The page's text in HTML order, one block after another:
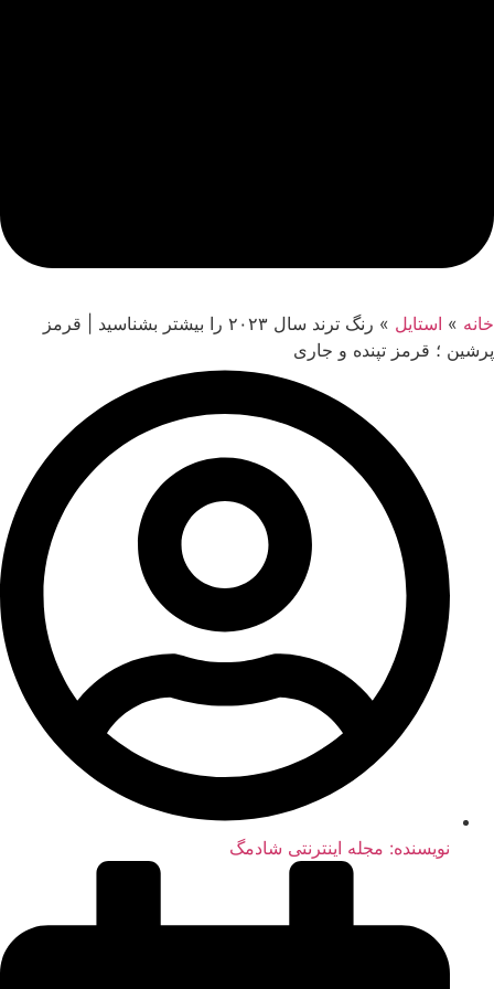
خانه » استایل »
رنگ ترند سال ۲۰۲۳ را بیشتر بشناسید | قرمز
پرشین ؛ قرمز تپنده و جاری
نویسنده: مجله اینترنتی شادمگ